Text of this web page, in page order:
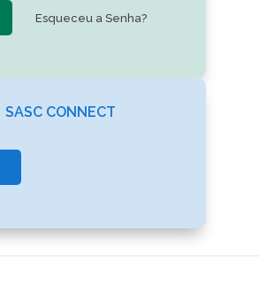
Esqueceu a Senha?
SASC CONNECT